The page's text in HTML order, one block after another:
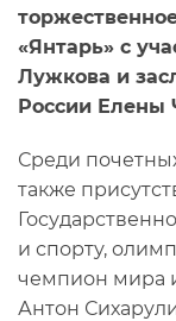
«Янтарь» с
Лужкова и
России Елены
Среди
также
и спорту,
чемпион мира
Антон